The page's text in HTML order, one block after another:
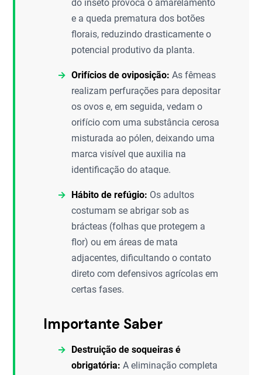
do inseto provoca o amarelamento
e a queda prematura dos botões
florais, reduzindo drasticamente o
potencial produtivo da planta.
Orifícios de oviposição: As fêmeas
realizam perfurações para depositar
os ovos e, em seguida, vedam o
orifício com uma substância cerosa
misturada ao pólen, deixando uma
marca visível que auxilia na
identificação do ataque.
Hábito de refúgio: Os adultos
costumam se abrigar sob as
brácteas (folhas que protegem a
flor) ou em áreas de mata
adjacentes, dificultando o contato
direto com defensivos agrícolas em
certas fases.
Importante Saber
Destruição de soqueiras é
obrigatória: A eliminação completa